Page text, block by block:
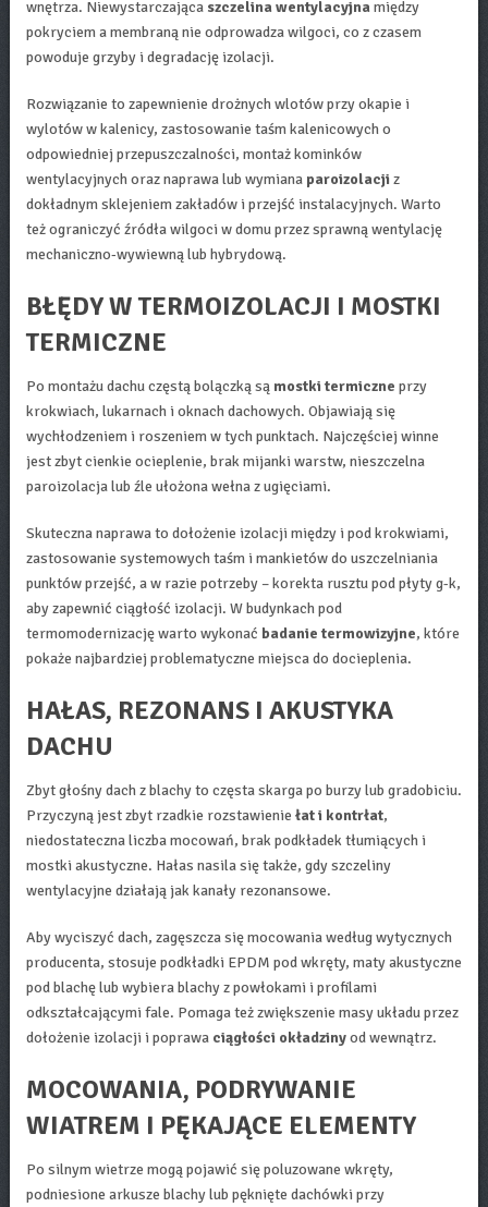
wnętrza. Niewystarczająca szczelina wentylacyjnamiędzy
pokryciem a membraną nie odprowadza wilgoci, co z czasem
powoduje grzyby i degradację izolacji.
Rozwiązanie to zapewnienie drożnych wlotów przy okapie i
wylotów w kalenicy, zastosowanie taśm kalenicowych o
odpowiedniej przepuszczalności, montaż kominków
wentylacyjnych oraz naprawa lub wymiana paroizolacjiz
dokładnym sklejeniem zakładów i przejść instalacyjnych. Warto
też ograniczyć źródła wilgoci w domu przez sprawną wentylację
mechaniczno‑wywiewną lub hybrydową.
BŁĘDY W TERMOIZOLACJI I MOSTKI
TERMICZNE
Po montażu dachu częstą bolączką są mostki termiczne przy
krokwiach, lukarnach i oknach dachowych. Objawiają się
wychłodzeniem i roszeniem w tych punktach. Najczęściej winne
jest zbyt cienkie ocieplenie, brak mijanki warstw, nieszczelna
paroizolacja lub źle ułożona wełna z ugięciami.
Skuteczna naprawa to dołożenie izolacji między i pod krokwiami,
zastosowanie systemowych taśm i mankietów do uszczelniania
punktów przejść, a w razie potrzeby – korekta rusztu pod płyty g-k,
aby zapewnić ciągłość izolacji. W budynkach pod
termomodernizację warto wykonać badanie termowizyjne, które
pokaże najbardziej problematyczne miejsca do docieplenia.
HAŁAS, REZONANS I AKUSTYKA
DACHU
Zbyt głośny dach z blachy to częsta skarga po burzy lub gradobiciu.
Przyczyną jest zbyt rzadkie rozstawienie łat i kontrłat,
niedostateczna liczba mocowań, brak podkładek tłumiących i
mostki akustyczne. Hałas nasila się także, gdy szczeliny
wentylacyjne działają jak kanały rezonansowe.
Aby wyciszyć dach, zagęszcza się mocowania według wytycznych
producenta, stosuje podkładki EPDM pod wkręty, maty akustyczne
pod blachę lub wybiera blachy z powłokami i profilami
odkształcającymi fale. Pomaga też zwiększenie masy układu przez
dołożenie izolacji i poprawa ciągłości okładzinyod wewnątrz.
MOCOWANIA, PODRYWANIE
WIATREM I PĘKAJĄCE ELEMENTY
Po silnym wietrze mogą pojawić się poluzowane wkręty,
podniesione arkusze blachy lub pęknięte dachówki przy